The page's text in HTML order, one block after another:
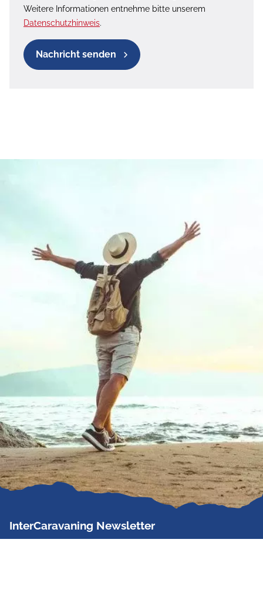
Weitere Informationen entnehme bitte unserem
Datenschutzhinweis.
Nachricht senden
InterCaravaning Newsletter